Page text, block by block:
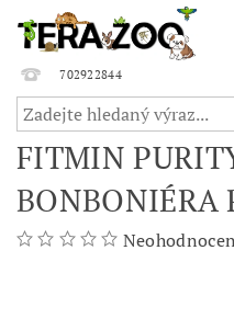
702922844
FITMIN
BONBONIÉRA